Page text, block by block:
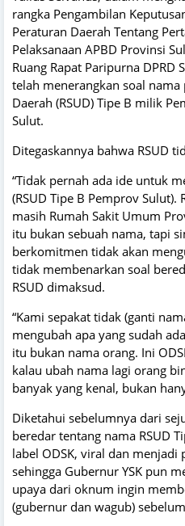
rangka Pengambilan
Peraturan Daerah Tentang
Pelaksanaan APBD Provinsi
Ruang Rapat Paripurna DPRD
telah menerangkan soal
Daerah (RSUD) Tipe B milik
Sulut.
Ditegaskannya bahwa RSUD
“Tidak pernah ada ide untuk
(RSUD Tipe B Pemprov
masih Rumah Sakit Umum
itu bukan sebuah nama, tapi
berkomitmen tidak akan
tidak membenarkan soal
RSUD dimaksud.
“Kami sepakat tidak (ganti
mengubah apa yang sudah
itu bukan nama orang. Ini
kalau ubah nama lagi orang
banyak yang kenal, bukan
Diketahui sebelumnya dari
beredar tentang nama RSUD
label ODSK, viral dan
sehingga Gubernur YSK pun
upaya dari oknum ingin
(gubernur dan wagub)